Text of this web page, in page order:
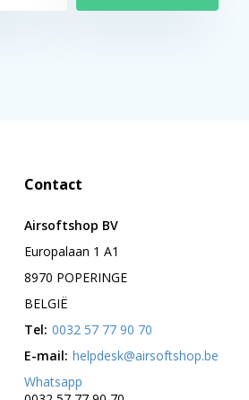
Contact
Airsoftshop BV
Europalaan 1 A1
8970 POPERINGE
BELGIË
Tel: 0032 57 77 90 70
E-mail: helpdesk@airsoftshop.be
Whatsapp